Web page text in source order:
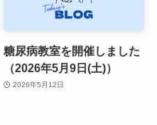
糖尿病教室を開催しました
（2026年5月9日(土)）
2026年5月12日